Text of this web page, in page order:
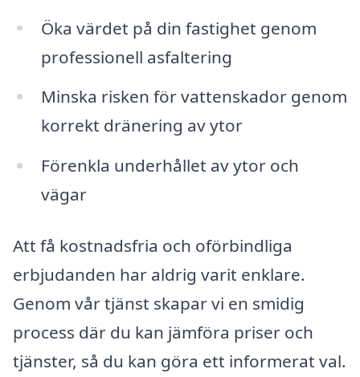
Öka värdet på din fastighet genom
professionell asfaltering
Minska risken för vattenskador genom
korrekt dränering av ytor
Förenkla underhållet av ytor och
vägar
Att få kostnadsfria och oförbindliga
erbjudanden har aldrig varit enklare.
Genom vår tjänst skapar vi en smidig
process där du kan jämföra priser och
tjänster, så du kan göra ett informerat val.